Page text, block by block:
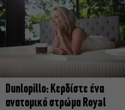
Dunlopillo: Κερδίστε ένα
ανατομικό στρώμα Royal